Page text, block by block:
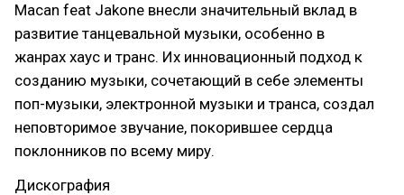
Macan feat Jakone внесли значительный вклад в
развитие танцевальной музыки, особенно в
жанрах хаус и транс. Их инновационный подход к
созданию музыки, сочетающий в себе элементы
поп-музыки, электронной музыки и транса, создал
неповторимое звучание, покорившее сердца
поклонников по всему миру.
Дискография